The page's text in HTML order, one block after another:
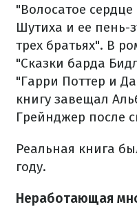
"Волосатое
Шутиха и ее пень-
трех братьях". В
"Сказки барда
"Гарри Поттер и
книгу завещал
Грейнджер после
Реальная книга
году.
Неработающая